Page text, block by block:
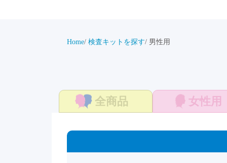
Home 検査キットを探す 男性用
全商品 女性用